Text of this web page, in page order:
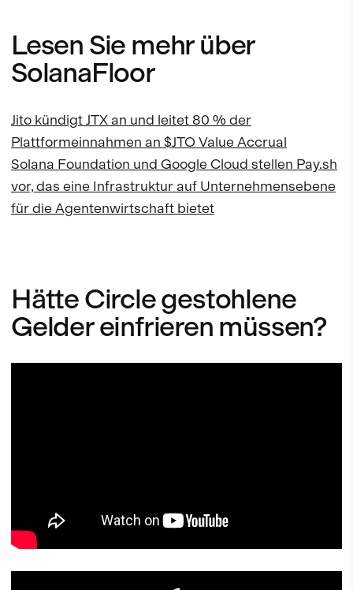
Lesen Sie mehr über
SolanaFloor
Jito kündigt JTX an und leitet 80 % der
Plattformeinnahmen an $JTO Value Accrual
Solana Foundation und Google Cloud stellen Pay.sh
vor, das eine Infrastruktur auf Unternehmensebene
für die Agentenwirtschaft bietet
Hätte Circle gestohlene
Gelder einfrieren müssen?